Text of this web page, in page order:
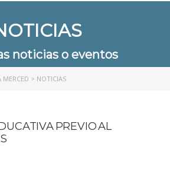
noticias o eventos
MERCED > NOTICIAS
PREVIO AL